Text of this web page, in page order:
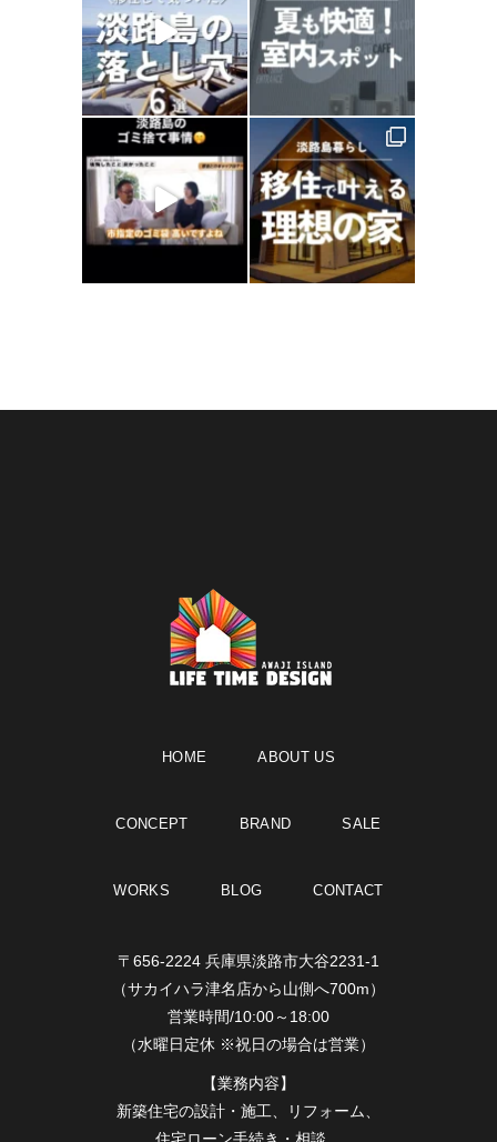
HOME ABOUT US
CONCEPT BRAND SALE
WORKS BLOG CONTACT
〒656-2224 兵庫県淡路市大谷2231-1
（サカイハラ津名店から山側へ700m）
営業時間/10:00～18:00
（水曜日定休 ※祝日の場合は営業）
【業務内容】
新築住宅の設計・施工、リフォーム、